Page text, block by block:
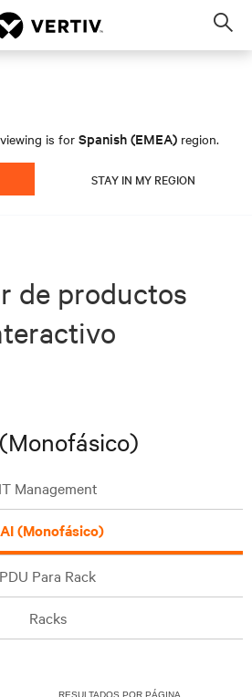
is for Spanish (EMEA) region.
STAY IN MY REGION
de productos
IT Management
(Monofásico)
PDU Para Rack
Racks